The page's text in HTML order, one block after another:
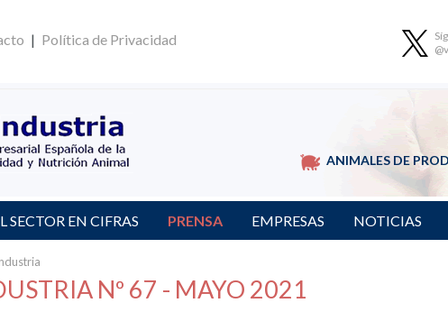
| Política de Privacidad
ANIMALES DE
SECTOR EN CIFRAS PRENSA EMPRESAS NOTICIAS
Nº 67 - MAYO 2021